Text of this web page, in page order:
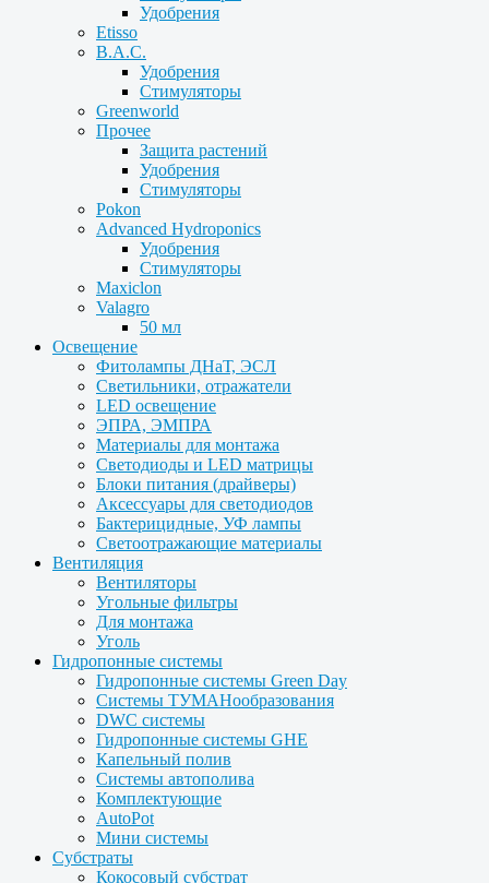
Удобрения
Etisso
B.A.C.
Удобрения
Стимуляторы
Greenworld
Прочее
Защита растений
Удобрения
Стимуляторы
Pokon
Advanced Hydroponics
Удобрения
Стимуляторы
Maxiclon
Valagro
50 мл
Освещение
Фитолампы ДНаТ, ЭСЛ
Светильники, отражатели
LED освещение
ЭПРА, ЭМПРА
Материалы для монтажа
Светодиоды и LED матрицы
Блоки питания (драйверы)
Аксессуары для светодиодов
Бактерицидные, УФ лампы
Светоотражающие материалы
Вентиляция
Вентиляторы
Угольные фильтры
Для монтажа
Уголь
Гидропонные системы
Гидропонные системы Green Day
Системы ТУМАНообразования
DWC системы
Гидропонные системы GHE
Капельный полив
Системы автополива
Комплектующие
AutoPot
Мини системы
Субстраты
Кокосовый субстрат